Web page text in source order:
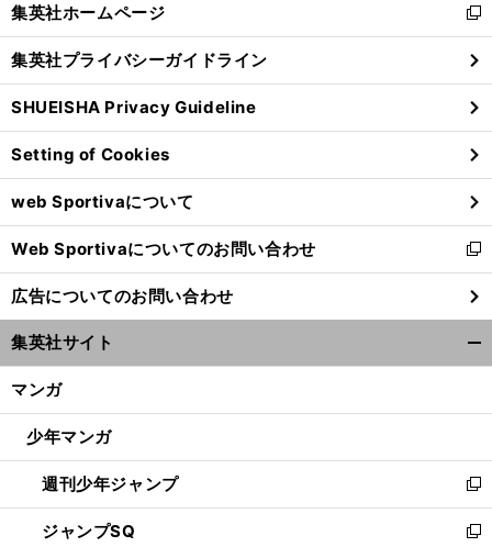
閉
る
集英社ホームページ
新
し
い
ウ
ィ
ン
ド
ウ
で
開
く
集英社プライバシーガイドライン
SHUEISHA Privacy Guideline
Setting of Cookies
web Sportivaについて
Web Sportivaについてのお問い合わせ
新
し
い
ウ
ィ
ン
ウ
開
く
広告についてのお問い合わせ
集英社サイト
マンガ
少年マンガ
週刊少年ジャンプ
新
し
い
ジャンプSQ
新